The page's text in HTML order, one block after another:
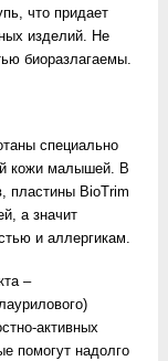
что придает
изделий. Не
биоразлагаемы.
специально
кожи малышей. В
пластины BioTrim
а значит
и аллергикам.
–
активных
помогут надолго